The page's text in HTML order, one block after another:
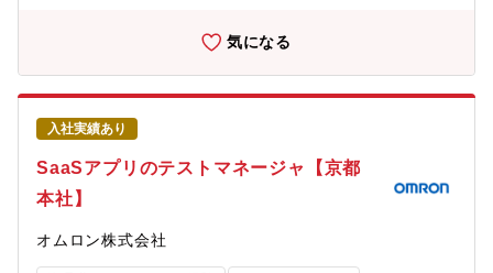
認会計士事務所、およびその顧問先である中堅・中小企業。
部レベルの開発組織を統括し、アーキテクチャ・技術選定・開発
プロセス・技術標準を組織として設計することで、個人プレーに
依存しない再現性のある開発体制を構築することが最大のミッシ
ョンです。PdM・営業・サポート・経営層の結節点として、技術
と事業を束ね合意形成をリードしていただきます。【現在の取り
組み例】■開発組織の拡大・技術スタック刷新オンプレミス製品か
らクラウドサービスへの段階的シフトに伴い、開発組織の拡大と
技術スタックの刷新を並行して進行中「LucaTech GX」
「LucaTech AX」等の新プラットフォーム開発に向けた、開発体
ガイドライン・技術選定プロセスの設計と、複数プロダクト横断
での浸透AI活用（生成AIによる開発支援・LucaTech AX等のAI連
気になる
入社実績あり
SaaSアプリのテストマネージャ【京都
本社】
オムロン株式会社